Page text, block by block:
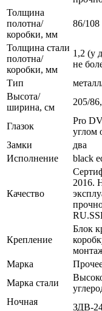
Толщина
полотна/
коробки, мм
86/108
Толщина стали
полотна/
коробки, мм
1,2 (у
не
Тип
Высота/
ширина, см
205/
Глазок
Pro
углом
Замки
два
Исполнение
black
Качество
2016.
Крепление
Блок
Марка
Марка стали
Ночная
ЗДВ-